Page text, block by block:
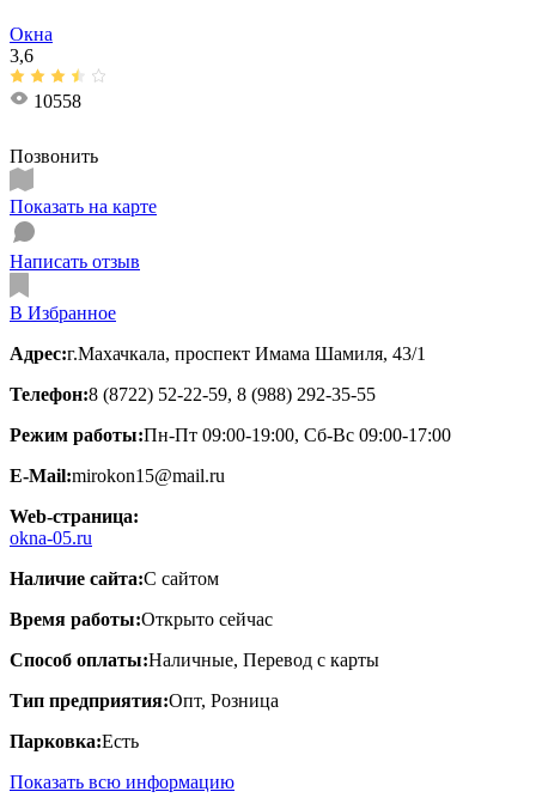
Окна
3,6
10558
Позвонить
Показать на карте
Написать отзыв
В Избранное
Адрес:г.Махачкала, проспект Имама Шамиля, 43/1
Телефон:8 (8722) 52-22-59, 8 (988) 292-35-55
Режим работы:Пн-Пт 09:00-19:00, Сб-Вс 09:00-17:00
E-Mail:mirokon15@mail.ru
Web-страница:
okna-05.ru
Наличие сайта:С сайтом
Время работы:Открыто сейчас
Способ оплаты:Наличные, Перевод с карты
Тип предприятия:Опт, Розница
Парковка:Есть
Показать всю информацию